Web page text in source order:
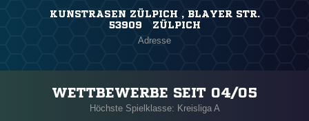
KUNSTRASEN ZÜLPICH , BLAYER STR.
53909 ZÜLPICH
Adresse
WETTBEWERBE SEIT 04/05
Höchste Spielklasse: Kreisliga A